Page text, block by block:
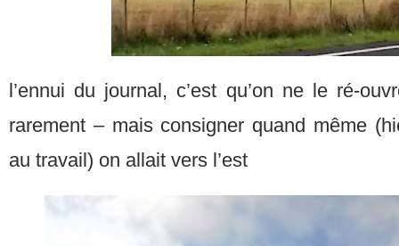
l’ennui du journal, c’est qu’on ne le ré-
rarement – mais consigner quand même
au travail) on allait vers l’est